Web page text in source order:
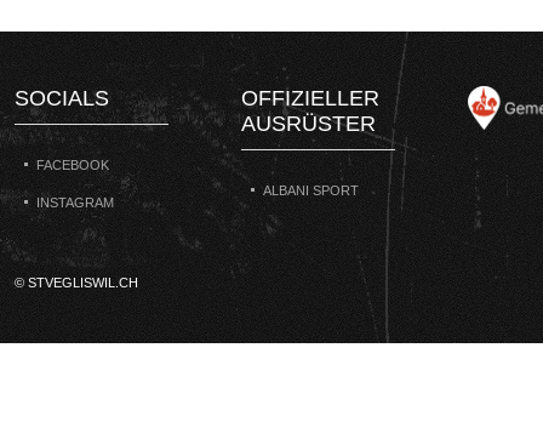
SOCIALS
FACEBOOK
INSTAGRAM
OFFIZIELLER
AUSRÜSTER
ALBANI SPORT
© STVEGLISWIL.CH